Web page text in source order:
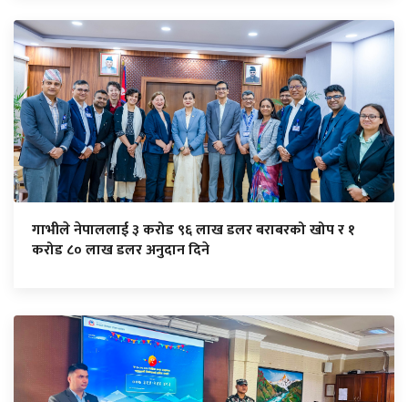
गाभीले नेपाललाई ३ करोड ९६ लाख डलर बराबरको खोप र १
करोड ८० लाख डलर अनुदान दिने